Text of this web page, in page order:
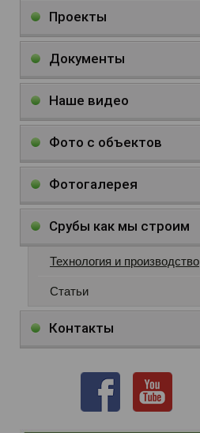
Проекты
Документы
Наше видео
Фото с объектов
Фотогалерея
Срубы как мы строим
Технология и производство
Статьи
Контакты